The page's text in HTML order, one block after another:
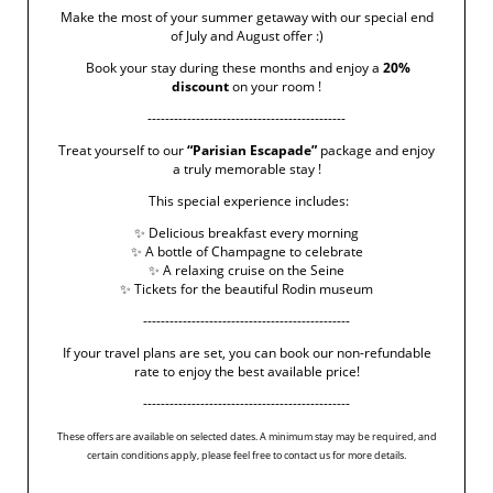
toute intervention malveillante,
tous dysfonctionnements de logiciel ou de matériel,
un cas de force majeure
CONSOMMATION
« En cas de litige entre le professionnel et le consommateur,
ceux-ci s’efforceront de trouver une solution amiable.
de saisir gratuitement le médiateur de la consommation
dont relève le professionnel, à savoir l’Association des
Médiateurs Européens (AME CONSO), dans un délai d’un an
à compter de la réclamation écrite adressée au
Make the most of your summer getaway with our special end
of July and August offer :)
Book your stay during these months and enjoy a 20%
discounton your room !
---------------------------------------------
Treat yourself to our“Parisian Escapade” package and enjoy
a truly memorable stay !
This special experience includes:
✨ Delicious breakfast every morning
✨ A bottle of Champagne to celebrate
✨ A relaxing cruise on the Seine
✨ Tickets for the beautiful Rodin museum
-----------------------------------------------
If your travel plans are set, you can book our non-refundable
rate to enjoy the best available price!
-----------------------------------------------
These offers are available on selected dates. A minimum stay may be required, and
certain conditions apply, please feel free to contact us for more details.